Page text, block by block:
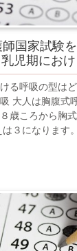
師国家試験
期におけ
る呼吸の型は
大人は胸腹式
歳ころから胸
３になります